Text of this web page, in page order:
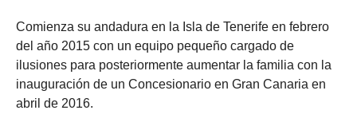
Comienza su andadura en la Isla de Tenerife en febrero
del año 2015 con un equipo pequeño cargado de
ilusiones para posteriormente aumentar la familia con la
inauguración de un Concesionario en Gran Canaria en
abril de 2016.